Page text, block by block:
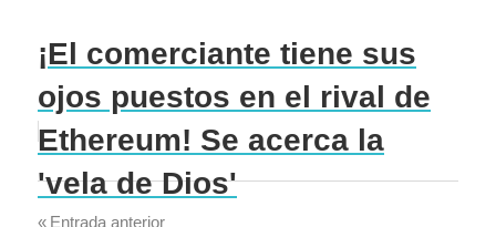
¡El comerciante tiene sus
ojos puestos en el rival de
Ethereum! Se acerca la
'vela de Dios'
Entrada anterior